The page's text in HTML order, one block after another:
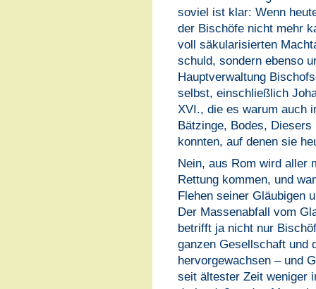
soviel ist klar: Wenn
der Bischöfe nicht mehr
voll säkularisierten
schuld, sondern ebenso
Hauptverwaltung
selbst, einschließlich
XVI., die es warum auch
Bätzinge, Bodes,
konnten, auf denen sie
Nein, aus Rom wird aller
Rettung kommen, und
Flehen seiner Gläubigen
Der Massenabfall vom
betrifft ja nicht nur
ganzen Gesellschaft und
hervorgewachsen – und
seit ältester Zeit weniger